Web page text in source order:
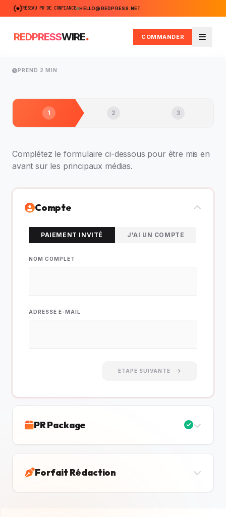
RÉSEAU PR DE CONFIANCE HELLO@REDPRESS.NET
REDPRESSWIRE. COMMANDER
Menu
PREND 2 MIN
1 2 3
Complétez le formulaire ci-dessous pour être mis en
avant sur les principaux médias.
Compte
PAIEMENT INVITÉ J'AI UN COMPTE
NOM COMPLET
ADRESSE E-MAIL
ÉTAPE SUIVANTE
PR Package
Forfait Rédaction